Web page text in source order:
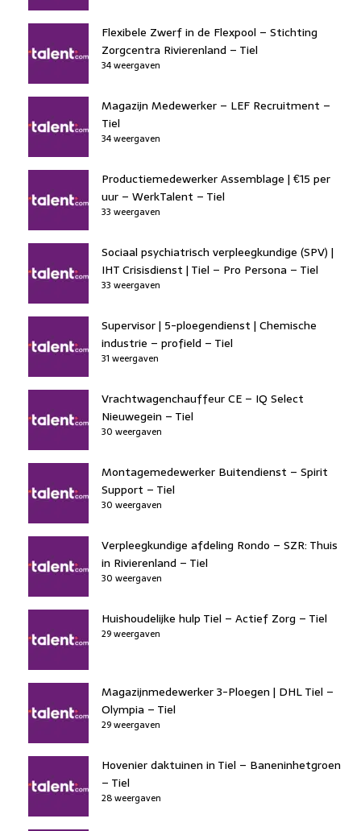
Flexibele Zwerf in de Flexpool – Stichting
Zorgcentra Rivierenland – Tiel
34 weergaven
Magazijn Medewerker – LEF Recruitment –
Tiel
34 weergaven
Productiemedewerker Assemblage | €15 per
uur – WerkTalent – Tiel
33 weergaven
Sociaal psychiatrisch verpleegkundige (SPV) |
IHT Crisisdienst | Tiel – Pro Persona – Tiel
33 weergaven
Supervisor | 5-ploegendienst | Chemische
industrie – profield – Tiel
31 weergaven
Vrachtwagenchauffeur CE – IQ Select
Nieuwegein – Tiel
30 weergaven
Montagemedewerker Buitendienst – Spirit
Support – Tiel
30 weergaven
Verpleegkundige afdeling Rondo – SZR: Thuis
in Rivierenland – Tiel
30 weergaven
Huishoudelijke hulp Tiel – Actief Zorg – Tiel
29 weergaven
Magazijnmedewerker 3-Ploegen | DHL Tiel –
Olympia – Tiel
29 weergaven
Hovenier daktuinen in Tiel – Baneninhetgroen
– Tiel
28 weergaven